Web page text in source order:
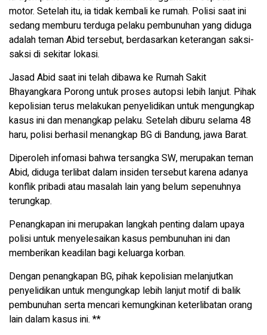
motor. Setelah itu, ia tidak kembali ke rumah. Polisi saat ini
sedang memburu terduga pelaku pembunuhan yang diduga
adalah teman Abid tersebut, berdasarkan keterangan saksi-
saksi di sekitar lokasi.
Jasad Abid saat ini telah dibawa ke Rumah Sakit
Bhayangkara Porong untuk proses autopsi lebih lanjut. Pihak
kepolisian terus melakukan penyelidikan untuk mengungkap
kasus ini dan menangkap pelaku. Setelah diburu selama 48
haru, polisi berhasil menangkap BG di Bandung, jawa Barat.
Diperoleh infomasi bahwa tersangka SW, merupakan teman
Abid, diduga terlibat dalam insiden tersebut karena adanya
konflik pribadi atau masalah lain yang belum sepenuhnya
terungkap.
Penangkapan ini merupakan langkah penting dalam upaya
polisi untuk menyelesaikan kasus pembunuhan ini dan
memberikan keadilan bagi keluarga korban.
Dengan penangkapan BG, pihak kepolisian melanjutkan
penyelidikan untuk mengungkap lebih lanjut motif di balik
pembunuhan serta mencari kemungkinan keterlibatan orang
lain dalam kasus ini. **